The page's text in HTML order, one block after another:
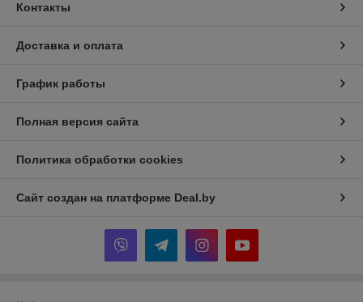
Контакты
Доставка и оплата
График работы
Полная версия сайта
Политика обработки cookies
Сайт создан на платформе Deal.by